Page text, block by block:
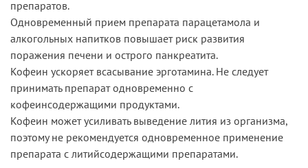
препаратов.
Одновременный прием препарата парацетамола и
алкогольных напитков повышает риск развития
поражения печени и острого панкреатита.
Кофеин ускоряет всасывание эрготамина. Не следует
принимать препарат одновременно с
кофеинсодержащими продуктами.
Кофеин может усиливать выведение лития из организма,
поэтому не рекомендуется одновременное применение
препарата с литийсодержащими препаратами.